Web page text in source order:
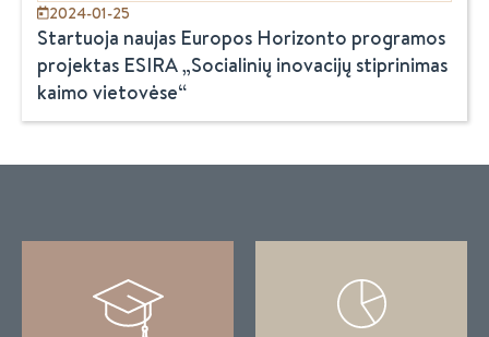
2024-01-25
Startuoja naujas Europos Horizonto programos
projektas ESIRA „Socialinių inovacijų stiprinimas
kaimo vietovėse“